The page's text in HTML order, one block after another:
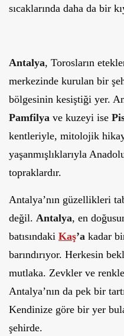
sıcaklarında daha da bir
Antalya, Torosların
merkezinde kurulan bir
bölgesinin kesiştiği yer.
Pamfilya ve kuzeyi ise
kentleriyle, mitolojik
yaşanmışlıklarıyla
topraklardır.
Antalya’nın güzellikleri
değil. Antalya, en
batısındaki Kaş’a kadar
barındırıyor. Herkesin
mutlaka. Zevkler ve
Antalya’nın da pek bir
Kendinize göre bir yer
şehirde.